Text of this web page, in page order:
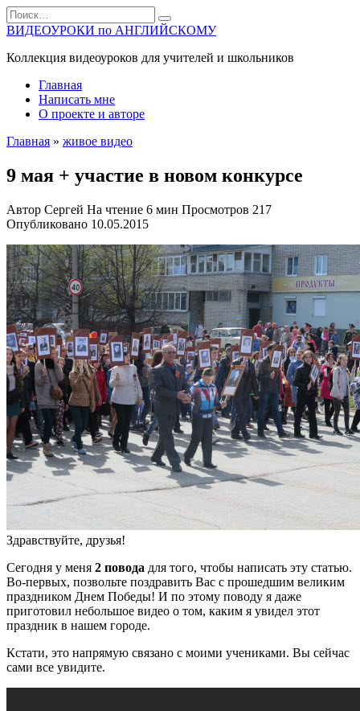
Перейти
к
содержанию
Search
for:
ВИДЕОУРОКИ по АНГЛИЙСКОМУ
Коллекция видеоуроков для учителей и школьников
Главная
Написать мне
О проекте и авторе
Главная » живое видео
9 мая + участие в новом конкурсе
Автор Сергей На чтение 6 мин Просмотров 217
Опубликовано 10.05.2015
Здравствуйте, друзья!
Сегодня у меня 2 повода для того, чтобы написать эту статью.
Во-первых, позвольте поздравить Вас с прошедшим великим
праздником Днем Победы! И по этому поводу я даже
приготовил небольшое видео о том, каким я увидел этот
праздник в нашем городе.
Кстати, это напрямую связано с моими учениками. Вы сейчас
сами все увидите.